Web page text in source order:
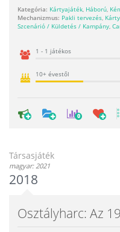
Kategória: Kártyajáték Háború
Mechanizmus: Pakli tervezés
Szcenárió / Küldetés / Kampány
1 - 1 játékos
10+ évestől
0
Társasjáték
magyar: 2021
2018
Osztályharc: Az